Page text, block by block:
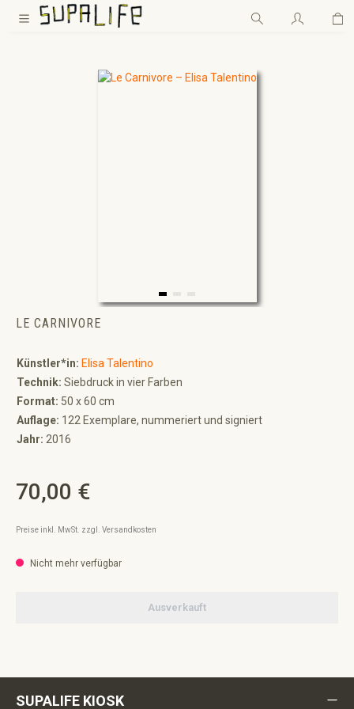
Zum Hauptinhalt springen
LE CARNIVORE
Künstler*in: Elisa Talentino
Technik: Siebdruck in vier Farben
Format: 50 x 60 cm
Auflage: 122 Exemplare, nummeriert und signiert
Jahr: 2016
Regulärer Preis:
70,00 €
Preise inkl. MwSt. zzgl. Versandkosten
Nicht mehr verfügbar
Ausverkauft
SUPALIFE KIOSK